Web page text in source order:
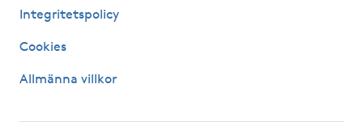
Kärlbehandling
Laserbehandling
Lashlift Keratin
Integritetspolicy
Cookies
Allmänna villkor